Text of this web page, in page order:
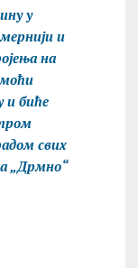
у
и
на
и биће
свих
„Дрмно“